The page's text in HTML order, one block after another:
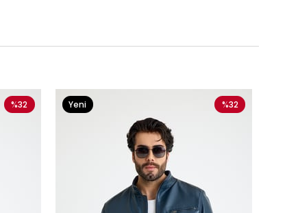
%32 %32
Yeni